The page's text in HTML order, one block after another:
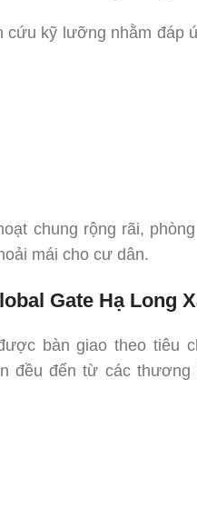
cứu kỹ lưỡng nhằm đáp
chung rộng rãi,
mái cho cư dân.
Gate Hạ Long
bàn giao theo tiêu
đều đến từ các